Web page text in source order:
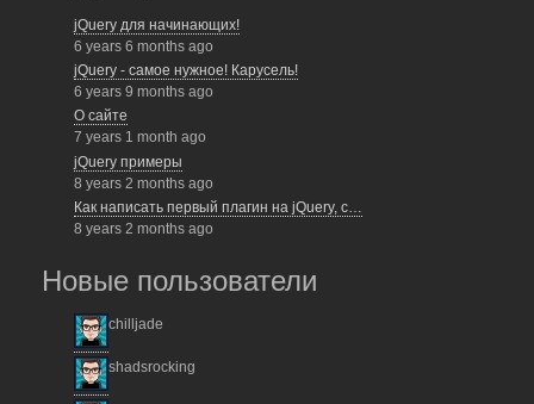
jQuery для начинающих!
6 years 6 months ago
jQuery - самое нужное! Карусель!
6 years 9 months ago
О сайте
7 years 1 month ago
jQuery примеры
8 years 2 months ago
Как написать первый плагин на jQuery, с…
8 years 2 months ago
Новые пользователи
chilljade
shadsrocking